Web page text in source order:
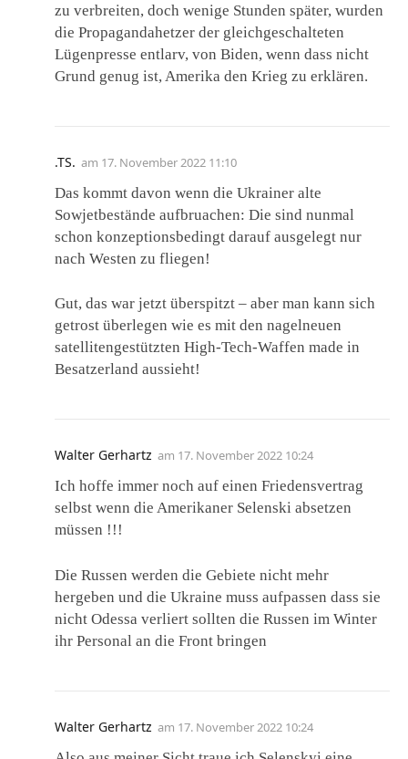
zu verbreiten, doch wenige Stunden später, wurden
die Propagandahetzer der gleichgeschalteten
Lügenpresse entlarv, von Biden, wenn dass nicht
Grund genug ist, Amerika den Krieg zu erklären.
.TS. am 17. November 2022 11:10
Das kommt davon wenn die Ukrainer alte
Sowjetbestände aufbruachen: Die sind nunmal
schon konzeptionsbedingt darauf ausgelegt nur
nach Westen zu fliegen!
Gut, das war jetzt überspitzt – aber man kann sich
getrost überlegen wie es mit den nagelneuen
satellitengestützten High-Tech-Waffen made in
Besatzerland aussieht!
Walter Gerhartz am 17. November 2022 10:24
Ich hoffe immer noch auf einen Friedensvertrag
selbst wenn die Amerikaner Selenski absetzen
müssen !!!
Die Russen werden die Gebiete nicht mehr
hergeben und die Ukraine muss aufpassen dass sie
nicht Odessa verliert sollten die Russen im Winter
ihr Personal an die Front bringen
Walter Gerhartz am 17. November 2022 10:24